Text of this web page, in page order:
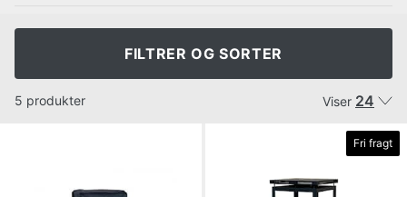
FILTRER OG SORTER
5 produkter Viser 24
Fri fragt